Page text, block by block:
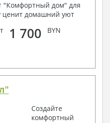
"Комфортный дом" для
ценит домашний уют
1 700 BYN
Создайте
комфортный